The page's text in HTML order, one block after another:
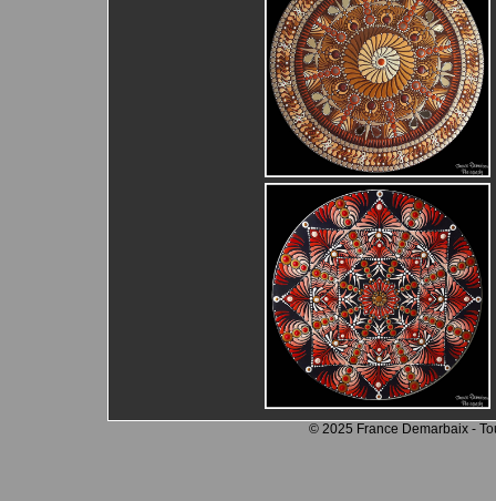
© 2025 France Demarbaix -